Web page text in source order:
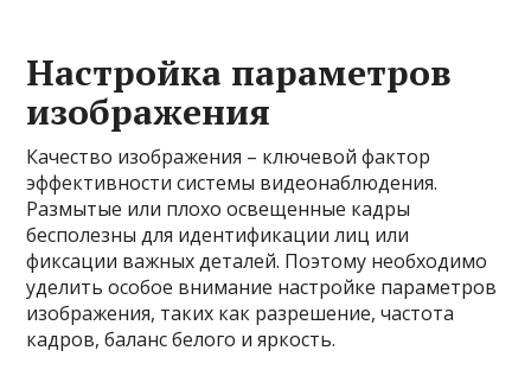
Настройка параметров
изображения
Качество изображения – ключевой фактор
эффективности системы видеонаблюдения.
Размытые или плохо освещенные кадры
бесполезны для идентификации лиц или
фиксации важных деталей. Поэтому необходимо
уделить особое внимание настройке параметров
изображения, таких как разрешение, частота
кадров, баланс белого и яркость.